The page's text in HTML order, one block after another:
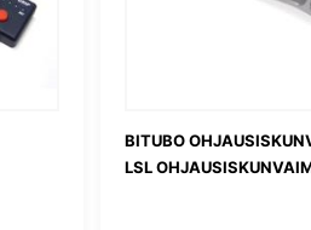
BITUBO
LSL